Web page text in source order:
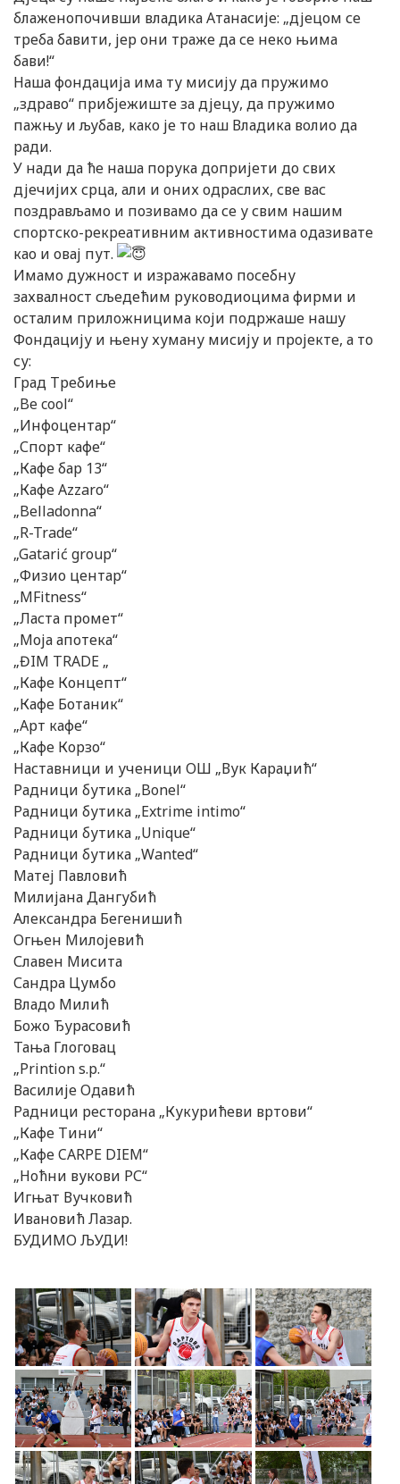
блаженопочивши владика Атанасије: „дјецом се
треба бавити, јер они траже да се неко њима
бави!“
Наша фондација има ту мисију да пружимо
„здраво“ прибјежиште за дјецу, да пружимо
пажњу и љубав, како је то наш Владика волио да
ради.
У нади да ће наша порука допријети до свих
дјечијих срца, али и оних одраслих, све вас
поздрављамо и позивамо да се у свим нашим
спортско-рекреативним активностима одазивате
као и овај пут.
Имамо дужност и изражавамо посебну
захвалност сљедећим руководиоцима фирми и
осталим приложницима који подржаше нашу
Фондацију и њену хуману мисију и пројекте, а то
су:
Град Требиње
„Be cool“
„Инфоцентар“
„Спорт кафе“
„Кафе бар 13“
„Кафе Azzaro“
„Belladonna“
„R-Trade“
„Gatarić group“
„Физио центар“
„MFitness“
„Ласта промет“
„Моја апотека“
„ĐIM TRADE „
„Кафе Концепт“
„Кафе Ботаник“
„Арт кафе“
„Кафе Корзо“
Наставници и ученици ОШ „Вук Караџић“
Радници бутика „Bonel“
Радници бутика „Extrime intimo“
Радници бутика „Unique“
Радници бутика „Wanted“
Матеј Павловић
Милијана Дангубић
Александра Бегенишић
Огњен Милојевић
Славен Мисита
Сандра Цумбо
Владо Милић
Божо Ђурасовић
Тања Глоговац
„Printion s.p.“
Василије Одавић
Радници ресторана „Кукурићеви вртови“
„Кафе Тини“
„Кафе CARPE DIEM“
„Ноћни вукови РС“
Игњат Вучковић
Ивановић Лазар.
БУДИМО ЉУДИ!